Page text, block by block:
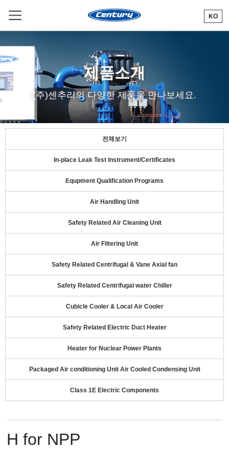
KO
제품소개
(주)센추리의 다양한 제품을 만나보세요.
전체보기
In-place Leak Test Instrument/Certificates
Equpment Qualification Programs
Air Handling Unit
Safety Related Air Cleaning Unit
Air Filtering Unit
Safety Related Centrifugal & Vane Axial fan
Safety Related Centrifugal water Chiller
Cubicle Cooler & Local Air Cooler
Safety Related Electric Duct Heater
Heater for Nuclear Power Plants
Packaged Air conditioning Unit Air Cooled Condensing Unit
Class 1E Electric Components
H for NPP